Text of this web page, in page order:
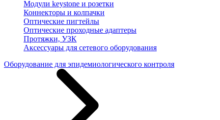
Модули keystone и розетки
Коннекторы и колпачки
Оптические пигтейлы
Оптические проходные адаптеры
Протяжки, УЗК
Аксессуары для сетевого оборудования
Оборудование для эпидемиологического контроля